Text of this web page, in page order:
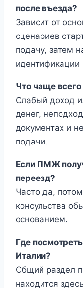
после въезда?
Зависит от
сценариев
подачу, затем
идентификации
Что чаще всего
Слабый доход
денег,
документах и
подачи.
Если ПМЖ
переезд?
Часто да,
консульства
основанием.
Где
Италии?
Общий раздел
находится